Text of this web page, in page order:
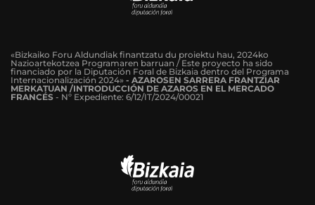
«Bizkaiko Foru Aldundiak finantzatu du proiektu hau, 2024ko
Nazioartekotzea Programaren barruan / Este proyecto ha sido
financiado por la Diputación Foral de Bizkaia dentro del Programa
Internacionalización 2024» - AZAROSEN SARRERA FRANTZIAR
MERKATUAN /INTRODUCCIÓN DE AZAROS EN EL MERCADO
FRANCÉS - Nº Expediente: 6/12/IT/2024/00021